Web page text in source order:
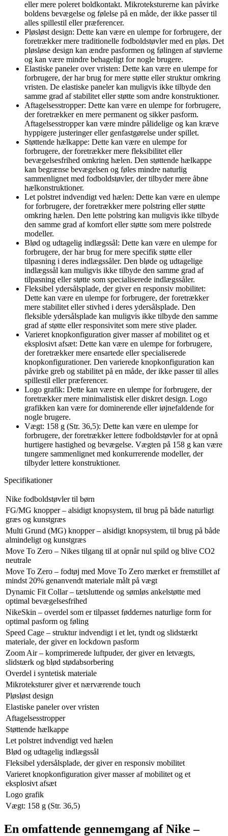
eller mere poleret boldkontakt. Mikroteksturerne kan påvirke
boldens bevægelse og følelse på en måde, der ikke passer til
alles spillestil eller præferencer.
Pløsløst design: Dette kan være en ulempe for forbrugere, der
foretrækker mere traditionelle fodboldstøvler med en pløs. Det
pløsløse design kan ændre pasformen og følingen af støvlerne
og kan være mindre behageligt for nogle brugere.
Elastiske paneler over vristen: Dette kan være en ulempe for
forbrugere, der har brug for mere støtte eller struktur omkring
vristen. De elastiske paneler kan muligvis ikke tilbyde den
samme grad af stabilitet eller støtte som andre konstruktioner.
Aftagelsesstropper: Dette kan være en ulempe for forbrugere,
der foretrækker en mere permanent og sikker pasform.
Aftagelsesstropper kan være mindre pålidelige og kan kræve
hyppigere justeringer eller genfastgørelse under spillet.
Støttende hælkappe: Dette kan være en ulempe for
forbrugere, der foretrækker mere fleksibilitet eller
bevægelsesfrihed omkring hælen. Den støttende hælkappe
kan begrænse bevægelsen og føles mindre naturlig
sammenlignet med fodboldstøvler, der tilbyder mere åbne
hælkonstruktioner.
Let polstret indvendigt ved hælen: Dette kan være en ulempe
for forbrugere, der foretrækker mere polstring eller støtte
omkring hælen. Den lette polstring kan muligvis ikke tilbyde
den samme grad af komfort eller støtte som mere polstrede
modeller.
Blød og udtagelig indlægssål: Dette kan være en ulempe for
forbrugere, der har brug for mere specifik støtte eller
tilpasning i deres indlægssåler. Den bløde og udtagelige
indlægssål kan muligvis ikke tilbyde den samme grad af
tilpasning eller støtte som specialiserede indlægssåler.
Fleksibel ydersålsplade, der giver en responsiv mobilitet:
Dette kan være en ulempe for forbrugere, der foretrækker
mere stabilitet eller stivhed i deres ydersålsplade. Den
fleksible ydersålsplade kan muligvis ikke tilbyde den samme
grad af støtte eller responsivitet som mere stive plader.
Varieret knopkonfiguration giver masser af mobilitet og et
eksplosivt afsæt: Dette kan være en ulempe for forbrugere,
der foretrækker mere ensartede eller specialiserede
knopkonfigurationer. Den varierede knopkonfiguration kan
påvirke greb og stabilitet på en måde, der ikke passer til alles
spillestil eller præferencer.
Logo grafik: Dette kan være en ulempe for forbrugere, der
foretrækker mere minimalistisk eller diskret design. Logo
grafikken kan være for dominerende eller iøjnefaldende for
nogle brugere.
Vægt: 158 g (Str. 36,5): Dette kan være en ulempe for
forbrugere, der foretrækker lettere fodboldstøvler for at opnå
hurtigere hastighed og bevægelse. Vægten på 158 g kan være
tungere sammenlignet med konkurrerende modeller, der
tilbyder lettere konstruktioner.
Specifikationer
Nike fodboldstøvler til børn
FG/MG knopper – alsidigt knopsystem, til brug på både naturligt
græs og kunstgræs
Multi Grund (MG) knopper – alsidigt knopsystem, til brug på både
almindeligt og kunstgræs
Move To Zero – Nikes tilgang til at opnår nul spild og blive CO2
neutrale
Move To Zero – fodtøj med Move To Zero mærket er fremstillet af
mindst 20% genanvendt materiale målt på vægt
Dynamic Fit Collar – tætsluttende og sømløs ankelstøtte med
optimal bevægelsesfrihed
NikeSkin – overdel som er tilpasset føddernes naturlige form for
optimal pasform og føling
Speed Cage – struktur indvendigt i et let, tyndt og slidstærkt
materiale, der giver en lockdown pasform
Zoom Air – komprimerede luftpuder, der giver en letvægts,
slidstærk og blød stødabsorbering
Overdel i syntetisk materiale
Mikroteksturer giver et nærværende touch
Pløsløst design
Elastiske paneler over vristen
Aftagelsesstropper
Støttende hælkappe
Let polstret indvendigt ved hælen
Blød og udtagelig indlægssål
Fleksibel ydersålsplade, der giver en responsiv mobilitet
Varieret knopkonfiguration giver masser af mobilitet og et
eksplosivt afsæt
Logo grafik
Vægt: 158 g (Str. 36,5)
En omfattende gennemgang af Nike –